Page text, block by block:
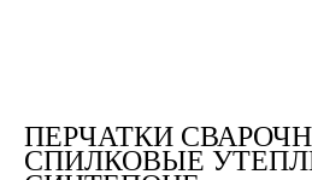
ПЕРЧАТКИ
СПИЛКОВЫЕ